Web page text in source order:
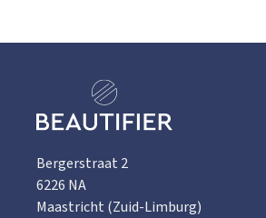
Bergerstraat 2
6226 NA
Maastricht (Zuid-Limburg)